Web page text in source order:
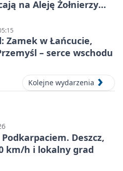
na Aleję Żołnierzy
Zamek w Łańcucie,
– serce wschodu
Kolejne wydarzenia
Deszcz,
km/h i lokalny grad